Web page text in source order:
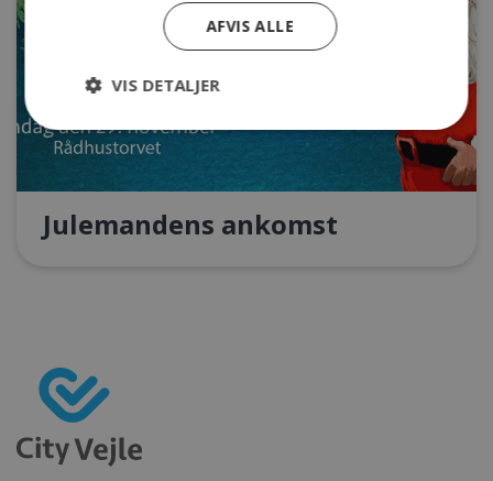
Julemandens ankomst
AFVIS ALLE
VIS DETALJER